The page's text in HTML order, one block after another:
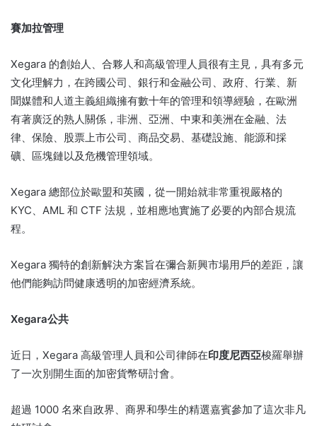
賽加拉管理
Xegara 的創始人、合夥人和高級管理人員很有主見，具有多元
文化理解力，在跨國公司、銀行和金融公司、政府、行業、新
聞媒體和人道主義組織擁有數十年的管理和領導經驗，在歐洲
有著廣泛的熟人關係，非洲、亞洲、中東和美洲在金融、法
律、保險、股票上市公司、商品交易、基礎設施、能源和採
礦、區塊鏈以及危機管理領域。
Xegara 總部位於歐盟和英國，從一開始就非常重視嚴格的
KYC、AML 和 CTF 法規，並相應地實施了必要的內部合規流
程。
Xegara 獨特的創新解決方案旨在彌合新興市場用戶的差距，讓
他們能夠訪問健康透明的加密經濟系統。
Xegara公共
近日，Xegara 高級管理人員和公司律師在印度尼西亞梭羅舉辦
了一次別開生面的加密貨幣研討會。
超過 1000 名來自政界、商界和學生的精選嘉賓參加了這次非凡